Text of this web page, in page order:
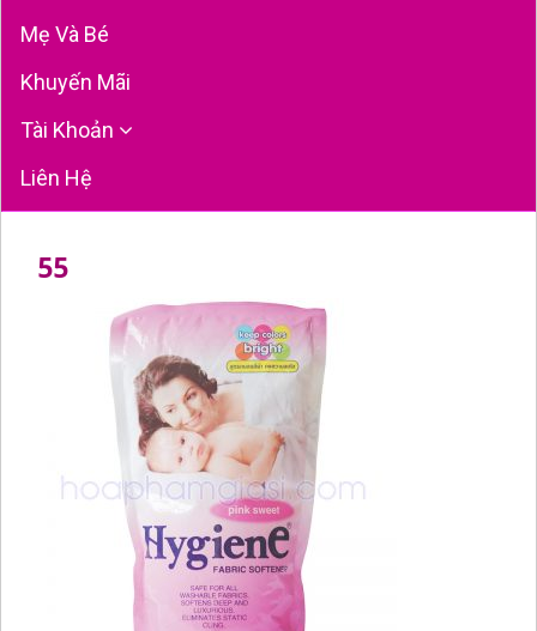
Mẹ Và Bé
Khuyến Mãi
Tài Khoản
Liên Hệ
55